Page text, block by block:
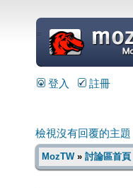
=
登入 註冊
檢視沒有回覆的主題
MozTW» 討論區首頁